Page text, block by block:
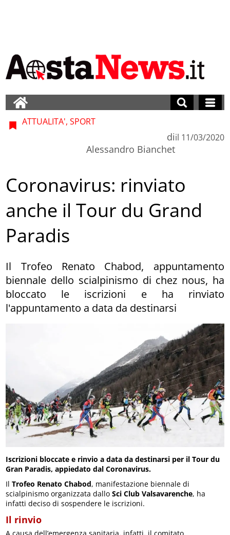
ATTUALITA', SPORT
di
Alessandro Bianchet
il 11/03/2020
Coronavirus: rinviato
anche il Tour du Grand
Paradis
Il Trofeo Renato Chabod, appuntamento
biennale dello scialpinismo di chez nous, ha
bloccato le iscrizioni e ha rinviato
l'appuntamento a data da destinarsi
Iscrizioni bloccate e rinvio a data da destinarsi per il Tour du
Gran Paradis, appiedato dal Coronavirus.
IlTrofeo Renato Chabod, manifestazione biennale di
scialpinismo organizzata dallo Sci Club Valsavarenche, ha
infatti deciso di sospendere le iscrizioni.
Il rinvio